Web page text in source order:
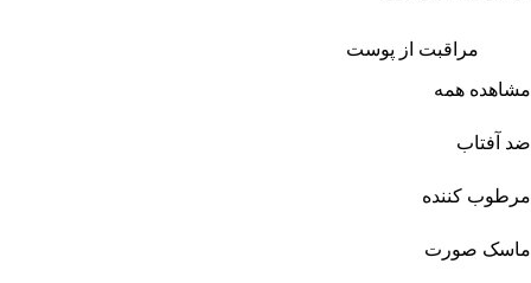
مراقبت از پوست
مشاهده همه
ضد آفتاب
مرطوب کننده
ماسک صورت